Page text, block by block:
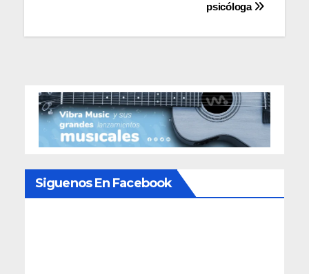
psicóloga
Siguenos En Facebook